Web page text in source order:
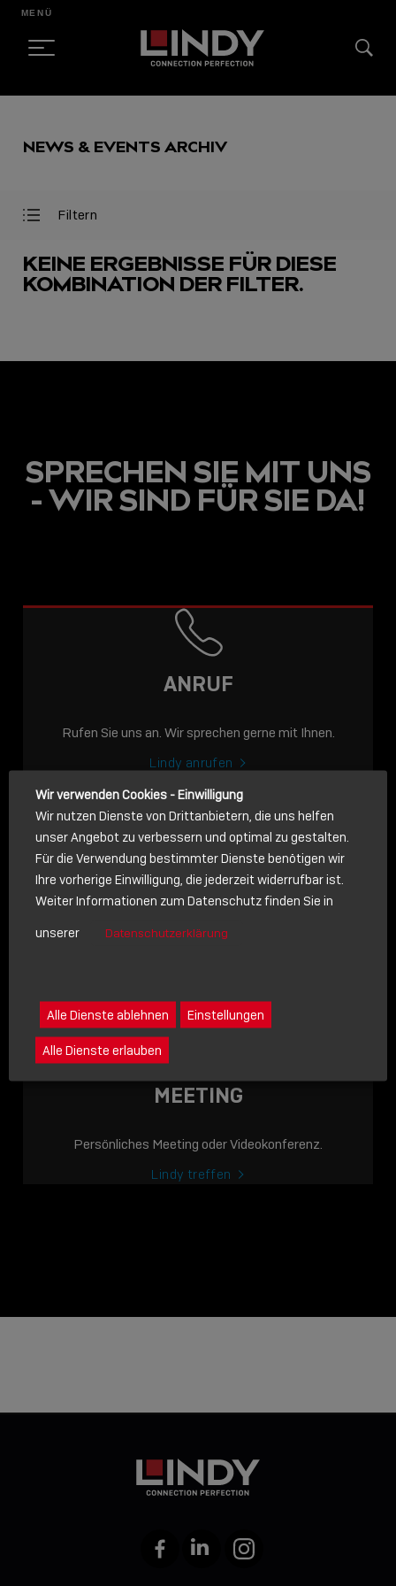
CONTENT
MENÜ
NEWS & EVENTS ARCHIV
Filter
Filter
Filtern
USB-C ÜBER LANGE
DISTANZEN: AKTIVE
USB-C-KABEL FÜR
STABILE 10 GBIT/S BIS
LINDY ACADEMY
JETZT ONLINE
VERFÜGBAR: DIE
LINDY ACADEMY –
WISSEN, DAS
KEINE ERGEBNISSE FÜR DIESE
KOMBINATION DER FILTER.
SPRECHEN SIE MIT UNS
- WIR SIND FÜR SIE DA!
ANRUF
Rufen Sie uns an. Wir sprechen gerne mit Ihnen.
Lindy anrufen
NACHRICHT
Schreiben Sie lieber? Dann schicken Sie uns gerne eine
MEETING
Persönliches Meeting oder Videokonferenz.
Lindy treffen
FacebookLinkedIn Instagram
Wir verwenden Cookies - Einwilligung
Wir nutzen Dienste von Drittanbietern, die uns helfen
unser Angebot zu verbessern und optimal zu gestalten.
Für die Verwendung bestimmter Dienste benötigen wir
Ihre vorherige Einwilligung, die jederzeit widerrufbar ist.
Weiter Informationen zum Datenschutz finden Sie in
unserer
Datenschutzerklärung
Alle Dienste ablehnen Einstellungen
Alle Dienste erlauben